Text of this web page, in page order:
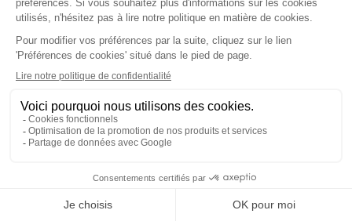
à
la
séparation,
les
panneaux
à
œillets
sont
nombreux
Liste des exposants Programme